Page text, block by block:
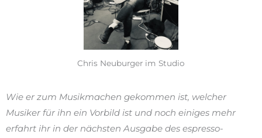
Chris Neuburger im Studio
Wie er zum Musikmachen gekommen ist, welcher
Musiker für ihn ein Vorbild ist und noch einiges mehr
erfahrt ihr in der nächsten Ausgabe des espresso-